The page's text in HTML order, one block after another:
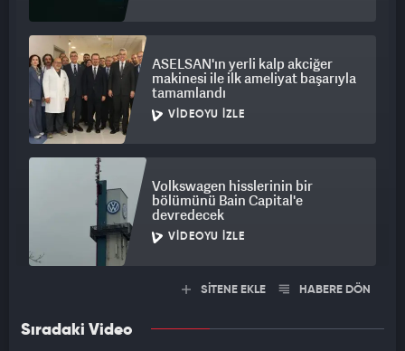
ASELSAN'ın yerli kalp akciğer
makinesi ile ilk ameliyat başarıyla
tamamlandı
VIDEOYU İZLE
Volkswagen hisslerinin bir
bölümünü Bain Capital'e
devredecek
VIDEOYU İZLE
SİTENE EKLE HABERE DÖN
Sıradaki Video